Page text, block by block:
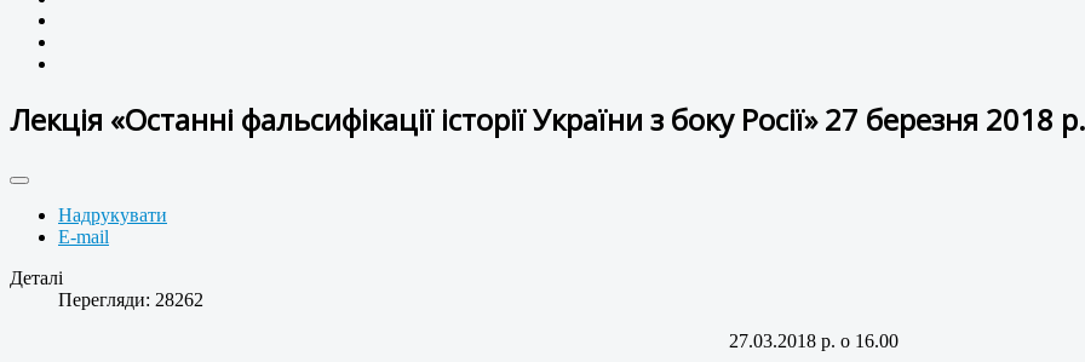
Лекція «Останні фальсифікації історії України з боку Росії» 27 березня 2018 р.
Надрукувати
E-mail
Деталі
Перегляди: 28262
27.03.2018 р. о 16.00